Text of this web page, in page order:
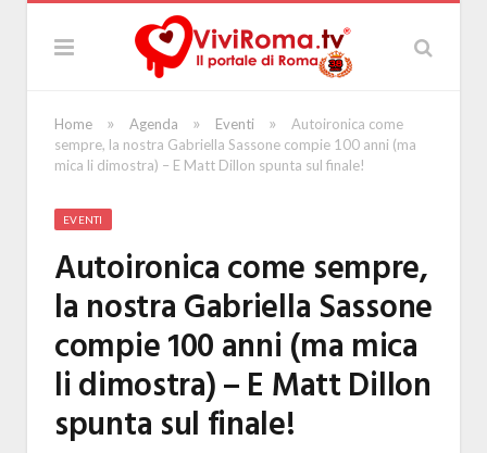
Home » Agenda » Eventi »
Autoironica come
sempre, la nostra Gabriella Sassone compie 100 anni (ma
mica li dimostra) – E Matt Dillon spunta sul finale!
EVENTI
Autoironica come sempre,
la nostra Gabriella Sassone
compie 100 anni (ma mica
li dimostra) – E Matt Dillon
spunta sul finale!